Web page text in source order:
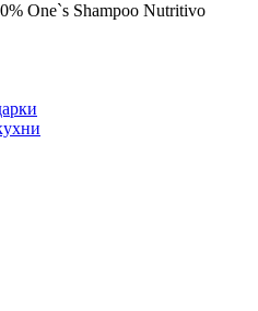
0% One`s Shampoo Nutritivo